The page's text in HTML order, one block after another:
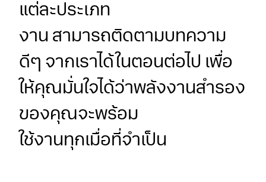
แต่ละประเภท
งาน สามารถติดตามบทความ
ดีๆ จากเราได้ในตอนต่อไป เพื่อ
ให้คุณมั่นใจได้ว่าพลังงานสำรอง
ของคุณจะพร้อม
ใช้งานทุกเมื่อที่จำเป็น